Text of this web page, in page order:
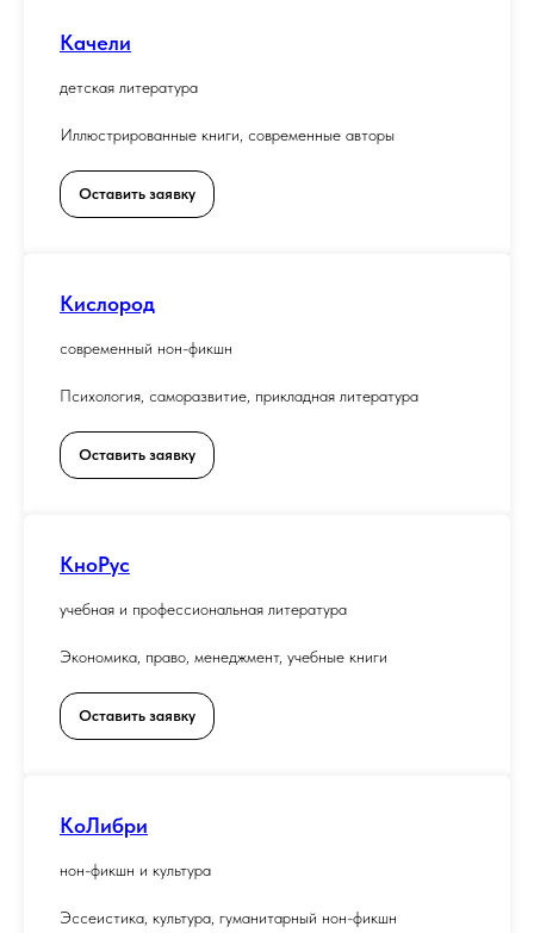
Качели
детская литература
Иллюстрированные книги, современные авторы
Оставить заявку
Кислород
современный нон-фикшн
Психология, саморазвитие, прикладная литература
Оставить заявку
КноРус
учебная и профессиональная литература
Экономика, право, менеджмент, учебные книги
Оставить заявку
КоЛибри
нон-фикшн и культура
Эссеистика, культура, гуманитарный нон-фикшн